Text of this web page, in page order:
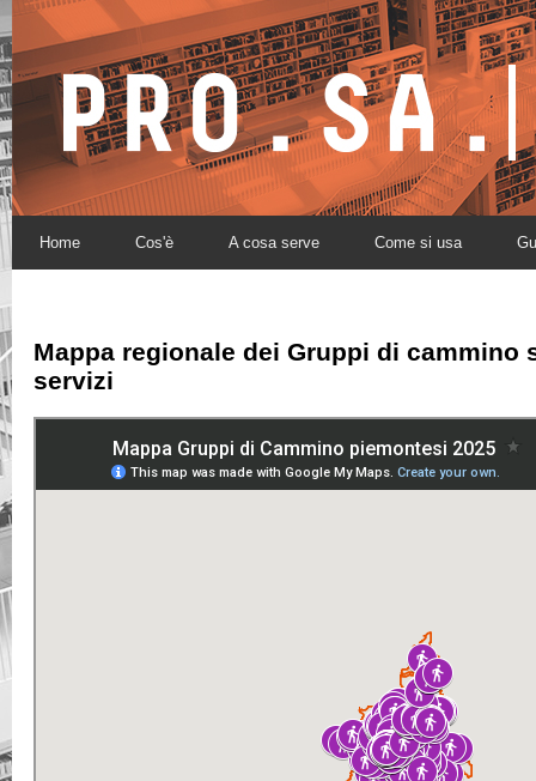
Home Cos'è A cosa serve Come si usa
Mappa regionale dei Gruppi di cammino
servizi